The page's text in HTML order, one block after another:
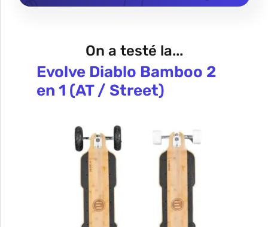
On a testé la...
Evolve Diablo Bamboo 2
en 1 (AT / Street)